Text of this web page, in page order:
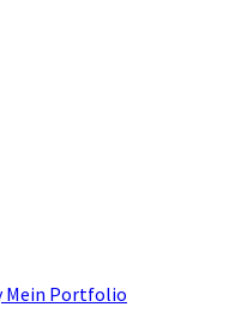
Mein Portfolio